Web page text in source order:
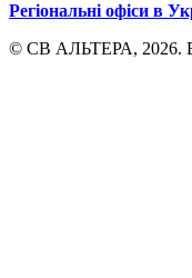
Регіональні офіси в
© СВ АЛЬТЕРА, 2026.